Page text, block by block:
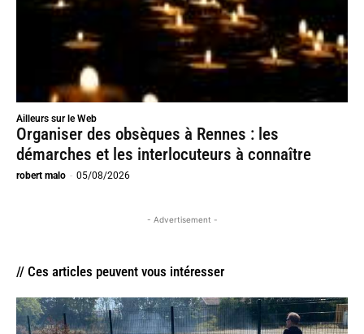
Ailleurs sur le Web
Organiser des obsèques à Rennes : les
démarches et les interlocuteurs à connaître
robert malo - 05/08/2026
- Advertisement -
// Ces articles peuvent vous intéresser